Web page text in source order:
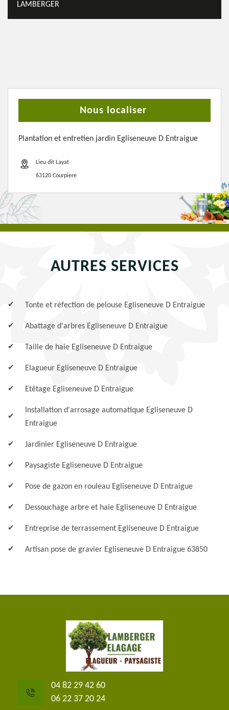
LAMBERGER
Nous localiser
Plantation et entretien jardin Egliseneuve D Entraigue
Lieu dit Layat
63120 Courpiere
AUTRES SERVICES
Tonte et réfection de pelouse Egliseneuve D Entraigue
Abattage d'arbres Egliseneuve D Entraigue
Taille de haie Egliseneuve D Entraigue
Elagueur Egliseneuve D Entraigue
Etêtage Egliseneuve D Entraigue
Installation d'arrosage automatique Egliseneuve D
Entraigue
Jardinier Egliseneuve D Entraigue
Paysagiste Egliseneuve D Entraigue
Pose de gazon en rouleau Egliseneuve D Entraigue
Dessouchage arbre et haie Egliseneuve D Entraigue
Entreprise de terrassement Egliseneuve D Entraigue
Artisan pose de gravier Egliseneuve D Entraigue 63850
04 82 29 42 60
06 22 37 20 24